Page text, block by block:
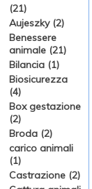
(21)
Aujeszky (2)
Benessere
animale (21)
Bilancia (1)
Biosicurezza
(4)
Box gestazione
(2)
Broda (2)
carico animali
(1)
Castrazione (2)